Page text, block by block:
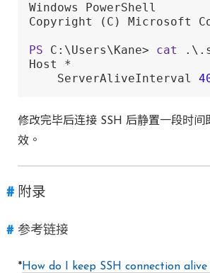
Windows PowerShell
Copyright (C) Microsoft
PS C:\Users\Kane> cat
Host *
    ServerAliveInterval
修改完毕后连接 SSH 后静置一段时间
效。
附录
参考链接
*How do I keep SSH connection